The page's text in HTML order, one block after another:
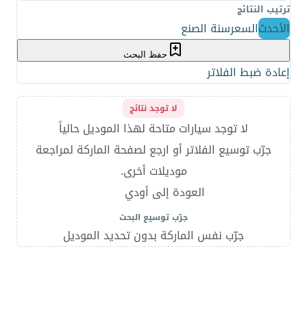
ترتيب النتائج
الأحدثالسعرسنة الصنع
حفظ البحث
إعادة ضبط الفلاتر
لا توجد نتائج
لا توجد سيارات متاحة لهذا الموديل حالياً
جرّب توسيع الفلاتر أو ارجع لصفحة الماركة لمراجعة
موديلات أخرى.
العودة إلى أودي
جرّب توسيع البحث
جرّب نفس الماركة بدون تحديد الموديل